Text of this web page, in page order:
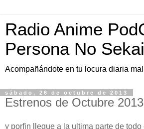
Radio Anime
Persona No
Acompañándote en tu locura diaria
sábado, 26 de octubre de 2013
Estrenos de Octubre
y porfin llegue a la ultima parte de todo